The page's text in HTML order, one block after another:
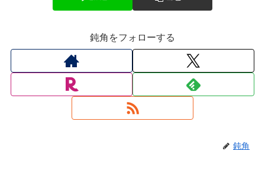
鈍角をフォローする
鈍角